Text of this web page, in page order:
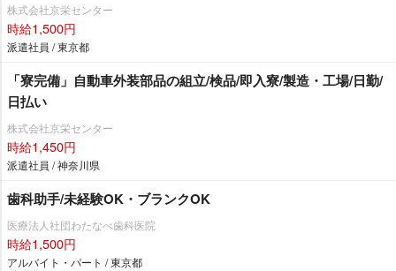
株式会社京栄センター
時給1,500円
派遣社員 / 東京都
「寮完備」自動車外装部品の組立/検品/即入寮/製造・工場/日勤/
日払い
株式会社京栄センター
時給1,450円
派遣社員 / 神奈川県
歯科助手/未経験OK・ブランクOK
医療法人社団わたなべ歯科医院
時給1,500円
アルバイト・パート / 東京都